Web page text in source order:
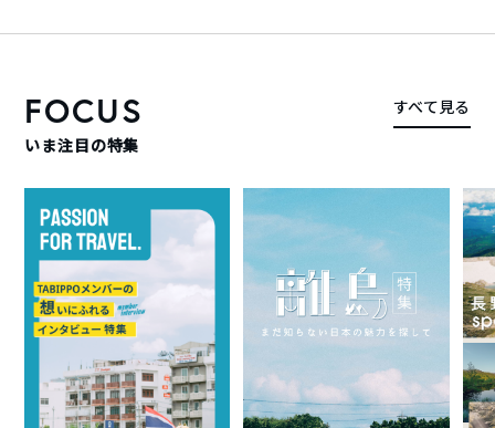
FOCUS
いま注目の特集
すべて見る